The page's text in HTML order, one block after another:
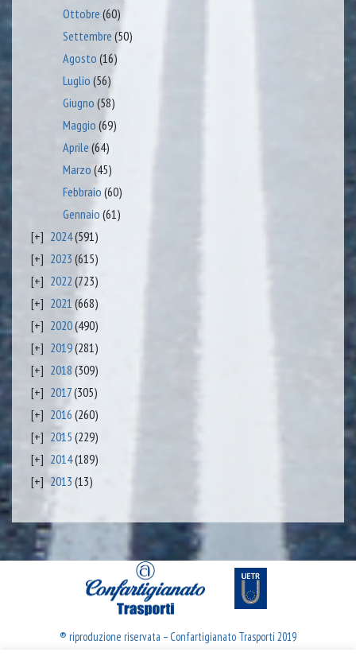
Ottobre (60)
Settembre (50)
Agosto (16)
Luglio (56)
Giugno (58)
Maggio (69)
Aprile (64)
Marzo (45)
Febbraio (60)
Gennaio (61)
2024(591)
2023 (615)
2022 (723)
2021 (668)
2020(490)
2019(281)
2018 (309)
2017(305)
2016 (260)
2015 (229)
2014(189)
2013 (13)
® riproduzione riservata – Confartigianato Trasporti 2019